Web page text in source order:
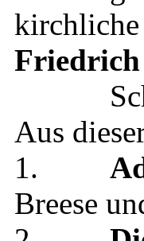
kirchliche
Friedrich
Aus
1.
Breese